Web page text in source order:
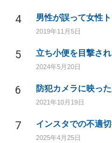
4 男性が誤って女性
2019年11月5日
5
2024年5月20日
6 防犯カメラに映っ
2021年10月19日
7 インスタでの不適
2025年4月25日